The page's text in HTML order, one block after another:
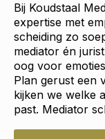
Bij Koudstaal
expertise met
scheiding zo
mediator én
oog voor
Plan gerust een
kijken we welke
past. Mediator